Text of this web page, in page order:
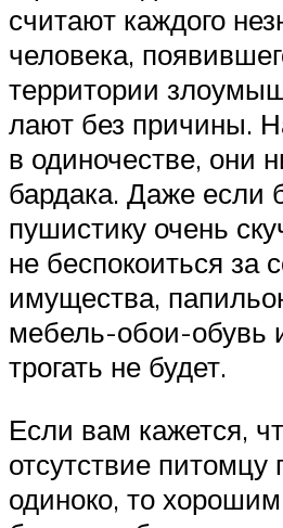
считают каждого
человека,
территории
лают без причины.
в одиночестве, они
бардака. Даже если
пушистику очень
не беспокоиться за
имущества,
мебель-обои-обувь
трогать не будет.
Если вам кажется,
отсутствие питомцу
одиноко, то